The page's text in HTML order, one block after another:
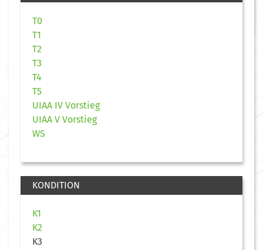
T0
T1
T2
T3
T4
T5
UIAA IV Vorstieg
UIAA V Vorstieg
WS
KONDITION
K1
K2
K3